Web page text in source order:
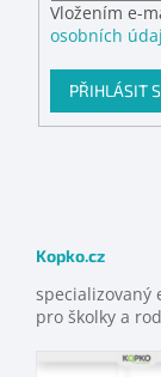
Vložením e-
osobních
PŘIHLÁSIT
Kopko.cz
specializovaný
pro školky a